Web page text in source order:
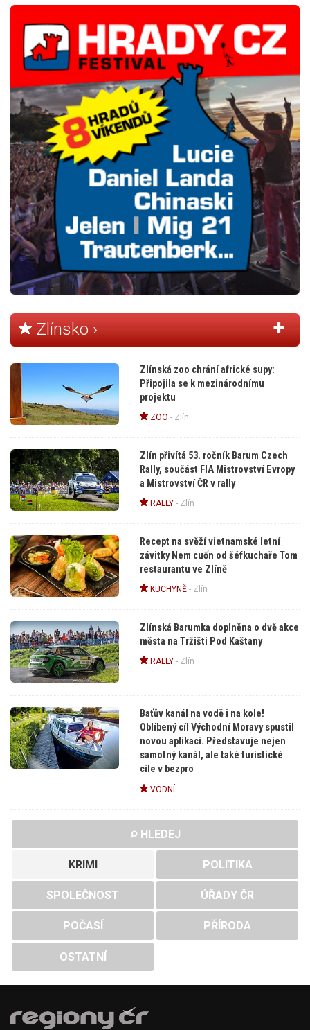
Zlínsko ›
Zlínská zoo chrání africké supy:
Připojila se k mezinárodnímu
projektu
ZOO - Zlín
Zlín přivítá 53. ročník Barum Czech
Rally, součást FIA Mistrovství Evropy
a Mistrovství ČR v rally
RALLY- Zlín
Recept na svěží vietnamské letní
závitky Nem cuốn od šéfkuchaře Tom
restaurantu ve Zlíně
KUCHYNĚ- Zlín
Zlínská Barumka doplněna o dvě akce
města na Tržišti Pod Kaštany
RALLY- Zlín
Baťův kanál na vodě i na kole!
Oblíbený cíl Východní Moravy spustil
novou aplikaci. Představuje nejen
samotný kanál, ale také turistické
cíle v bezpro
VODNÍ
HLEDEJ
KRIMI POLITIKA
SPOLEČNOST ÚŘADY ČR
POČASÍ PŘÍRODA
OSTATNÍ